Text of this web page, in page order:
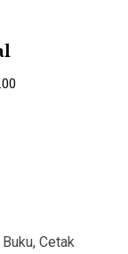
Cetak